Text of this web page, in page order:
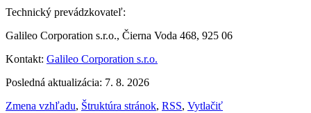
Technický prevádzkovateľ:
Galileo Corporation s.r.o., Čierna Voda 468, 925 06
Kontakt: Galileo Corporation s.r.o.
Posledná aktualizácia: 7. 8. 2026
Zmena vzhľadu, Štruktúra stránok, RSS, Vytlačiť